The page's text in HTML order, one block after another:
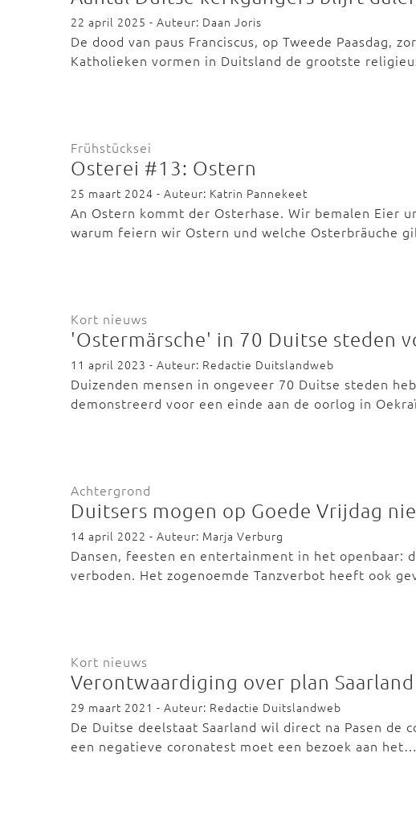
22 april 2025 - Auteur: Daan Joris
De dood van paus Franciscus, op Tweede Paasdag,
Katholieken vormen in Duitsland de grootste
Frühstücksei
Osterei #13: Ostern
25 maart 2024 - Auteur: Katrin Pannekeet
An Ostern kommt der Osterhase. Wir bemalen Eier
warum feiern wir Ostern und welche Osterbräuche
Kort nieuws
'Ostermärsche' in 70 Duitse steden
11 april 2023 - Auteur: Redactie Duitslandweb
Duizenden mensen in ongeveer 70 Duitse steden
demonstreerd voor een einde aan de oorlog in
Achtergrond
Duitsers mogen op Goede Vrijdag
14 april 2022 - Auteur: Marja Verburg
Dansen, feesten en entertainment in het openbaar:
verboden. Het zogenoemde Tanzverbot heeft ook
Kort nieuws
Verontwaardiging over plan
29 maart 2021 - Auteur: Redactie Duitslandweb
De Duitse deelstaat Saarland wil direct na Pasen
een negatieve coronatest moet een bezoek aan het…